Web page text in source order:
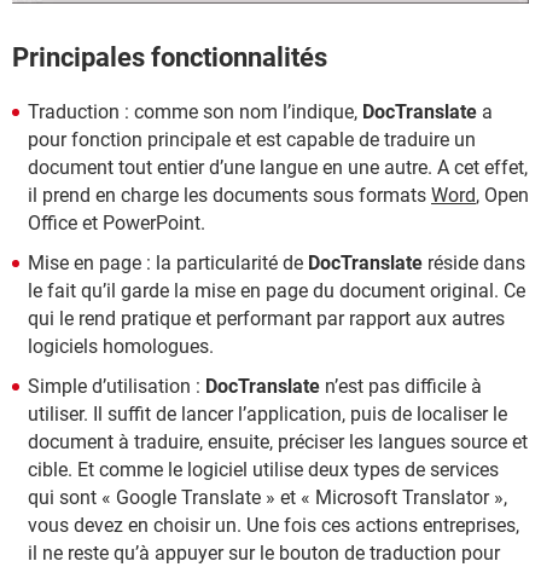
Principales fonctionnalités
Traduction : comme son nom l’indique, DocTranslate a
pour fonction principale et est capable de traduire un
document tout entier d’une langue en une autre. A cet effet,
il prend en charge les documents sous formats Word, Open
Office et PowerPoint.
Mise en page : la particularité de DocTranslate réside dans
le fait qu’il garde la mise en page du document original. Ce
qui le rend pratique et performant par rapport aux autres
logiciels homologues.
Simple d’utilisation : DocTranslate n’est pas difficile à
utiliser. Il suffit de lancer l’application, puis de localiser le
document à traduire, ensuite, préciser les langues source et
cible. Et comme le logiciel utilise deux types de services
qui sont « Google Translate » et « Microsoft Translator »,
vous devez en choisir un. Une fois ces actions entreprises,
il ne reste qu’à appuyer sur le bouton de traduction pour